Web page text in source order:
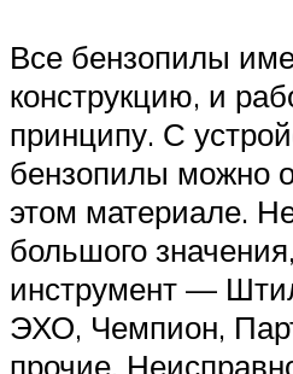
Все бензопилы
конструкцию, и
принципу. С
бензопилы можно
этом материале.
большого
инструмент —
ЭХО, Чемпион,
прочие.